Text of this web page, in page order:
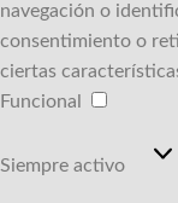
navegación o
consentimiento o
ciertas
Funcional
Siempre activo